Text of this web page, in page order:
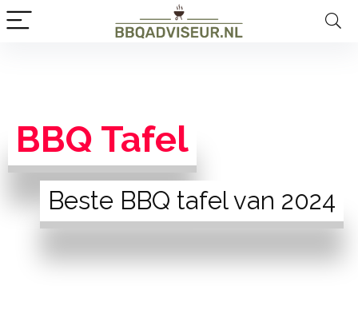
BBQ Tafel
Beste BBQ tafel van 2024